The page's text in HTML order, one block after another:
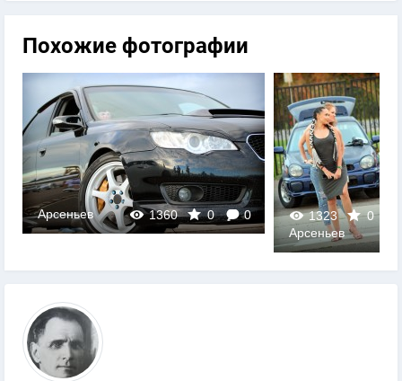
Похожие фотографии
1360 0 0
Арсеньев 1323
0
0
Арсеньев